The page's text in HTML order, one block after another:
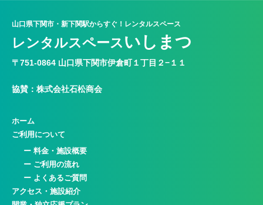
山口県下関市・新下関駅からすぐ！レンタルスペース
レンタルスペースいしまつ
〒751-0864 山口県下関市伊倉町１丁目２−１１
協賛：株式会社石松商会
ホーム
ご利用について
ー 料金・施設概要
ー ご利用の流れ
ー よくあるご質問
アクセス・施設紹介